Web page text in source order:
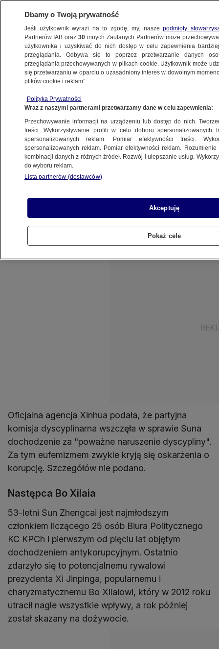
ŚWIAT
chińskiej partii objęty dochodzeniem
25.07.2017, 07:20
Udostępnij
Członek Biura Politycznego Komitetu
antykorupcyjnym - podała w poniedziałek
agencja Xinhua. Obserwatorzy mówią o
wyeliminowaniu wschodzącej gwiazdy partii
Oficjalna agencja Xinhua podała, że partyjna
komisja dyscyplinarna wszczęła w sprawie Suna
dochodzenie za "poważne naruszenie dyscypliny".
Za tym eufemizmem zwykle kryją się oskarżenia o
korupcję. Szczegółów nie podano.
Następca Bo Xilaia
53-letni Sun Zhengcai jest najmłodszym
członkiem liczącego 25 osób Biura Politycznego
KC KPCh i pierwszym od pięciu lat objętym
dochodzeniem antykorupcyjnym. Ostatnio
zdarzyło się to potencjalnemu rywalowi
prezydenta Xi Jinpinga, popularnemu i
charyzmatycznemu Bo Xilaiowi, który w 2012 roku
utracił nagle wszystkie wpływy, a rok później
został skazany na dożywocie.
Dbamy o Twoją prywatność
Jeśli użytkownik wyrazi na to zgodę, my, naszepodmioty
Partnerów IAB oraz30 innych Zaufanych Partnerów może
użytkownika i uzyskiwać do nich dostęp w celu zapewnienia
przeglądania. Odbywa się to poprzez przetwarzanie danych
przeglądania przechowywanych w plikach cookie. Użytkownik może
się przetwarzaniu w oparciu o uzasadniony interes w dowolnym
plików cookie i reklam”.
Polityka Prywatności
Wraz z naszymi partnerami przetwarzamy dane w celu zapewnienia:
Przechowywanie informacji na urządzeniu lub dostęp do nich.
treści. Wykorzystywanie profili w celu doboru spersonalizowanych
spersonalizowanych reklam. Pomiar efektywności treści.
spersonalizowanych reklam. Pomiar efektywności reklam.
kombinacji danych z różnych źródeł. Rozwój i ulepszanie usług.
do wyboru reklam.
Lista partnerów (dostawców)
Akceptuję
Pokaż cele